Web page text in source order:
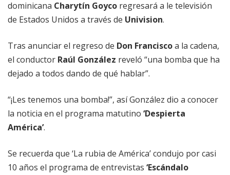
dominicana Charytín Goyco regresará a le televisión
de Estados Unidos a través de Univision.
Tras anunciar el regreso de Don Franciscoa la cadena,
el conductor Raúl González reveló “una bomba que ha
dejado a todos dando de qué hablar”.
“¡Les tenemos una bomba!”, así González dio a conocer
la noticia en el programa matutino ‘Despierta
América’.
Se recuerda que ‘La rubia de América’ condujo por casi
10 años el programa de entrevistas ‘Escándalo